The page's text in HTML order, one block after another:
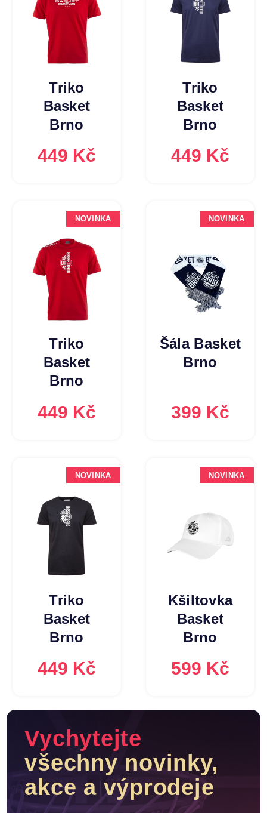
Triko
Basket
Brno
449 Kč
Triko
Basket
Brno
449 Kč
NOVINKA
Triko
Basket
Brno
449 Kč
NOVINKA
Šála Basket
Brno
399 Kč
NOVINKA
Triko
Basket
Brno
449 Kč
NOVINKA
Kšiltovka
Basket
Brno
599 Kč
Vychytejte
všechny novinky,
akce a výprodeje